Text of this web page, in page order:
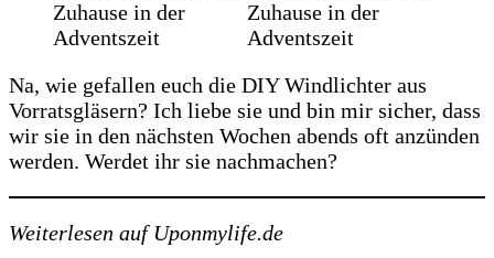
Na, wie gefallen euch die DIY Windlichter aus
Vorratsgläsern? Ich liebe sie und bin mir sicher, dass
wir sie in den nächsten Wochen abends oft anzünden
werden. Werdet ihr sie nachmachen?
Weiterlesen auf Uponmylife.de